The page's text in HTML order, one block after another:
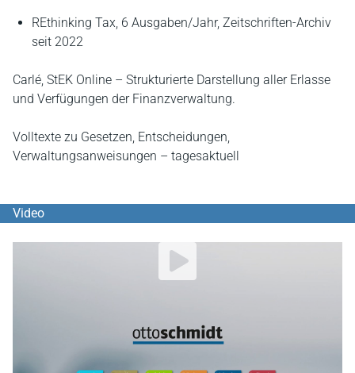
REthinking Tax, 6 Ausgaben/Jahr, Zeitschriften-Archiv
seit 2022
Carlé, StEK Online – Strukturierte Darstellung aller Erlasse
und Verfügungen der Finanzverwaltung.
Volltexte zu Gesetzen, Entscheidungen,
Verwaltungsanweisungen – tagesaktuell
Video